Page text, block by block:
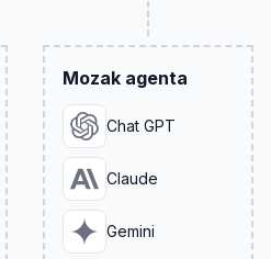
Mozak agenta
Chat GPT
Claude
Gemini